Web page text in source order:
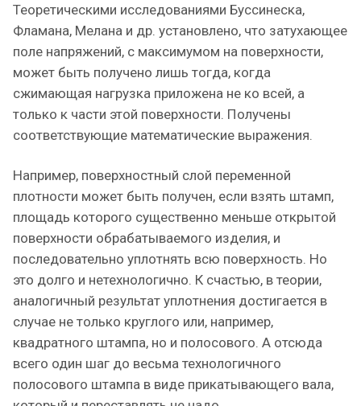
Теоретическими исследованиями Буссинеска,
Фламана, Мелана и др. установлено, что затухающее
поле напряжений, с максимумом на поверхности,
может быть получено лишь тогда, когда
сжимающая нагрузка приложена не ко всей, а
только к части этой поверхности. Получены
соответствующие математические выражения.
Например, поверхностный слой переменной
плотности может быть получен, если взять штамп,
площадь которого существенно меньше открытой
поверхности обрабатываемого изделия, и
последовательно уплотнять всю поверхность. Но
это долго и нетехнологично. К счастью, в теории,
аналогичный результат уплотнения достигается в
случае не только круглого или, например,
квадратного штампа, но и полосового. А отсюда
всего один шаг до весьма технологичного
полосового штампа в виде прикатывающего вала,